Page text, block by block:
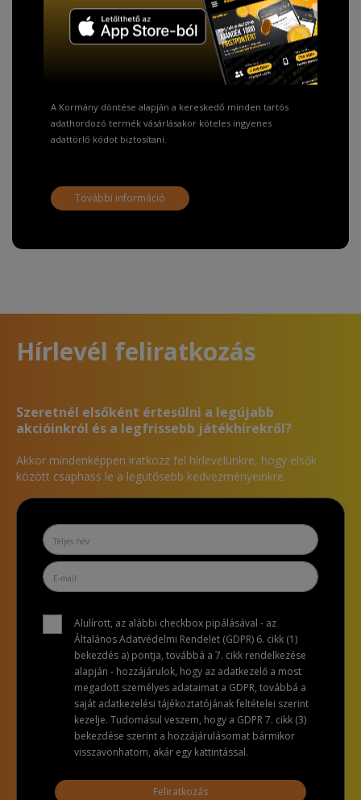
TISZTELT VÁSÁRLÓNK!
Fizetésnél kérje az ingyenes adattörlő kódot
adatainak biztonsága érdekében!
A Kormány döntése alapján a kereskedő minden tartós
adathordozó termék vásárlásakor köteles ingyenes
adattörlő kódot biztosítani.
További információ
Hírlevél feliratkozás
Szeretnél elsőként értesülni a legújabb
akcióinkról és a legfrissebb játékhírekről?
Akkor mindenképpen iratkozz fel hírlevelünkre, hogy elsők
között csaphass le a legütősebb kedvezményeinkre.
Alulírott, az alábbi checkbox pipálásával - az
Általános Adatvédelmi Rendelet (GDPR) 6. cikk (1)
bekezdés a) pontja, továbbá a 7. cikk rendelkezése
alapján - hozzájárulok, hogy az adatkezelő a most
megadott személyes adataimat a GDPR, továbbá a
saját adatkezelési tájékoztatójának feltételei szerint
kezelje. Tudomásul veszem, hogy a GDPR 7. cikk (3)
bekezdése szerint a hozzájárulásomat bármikor
visszavonhatom, akár egy kattintással.
Feliratkozás